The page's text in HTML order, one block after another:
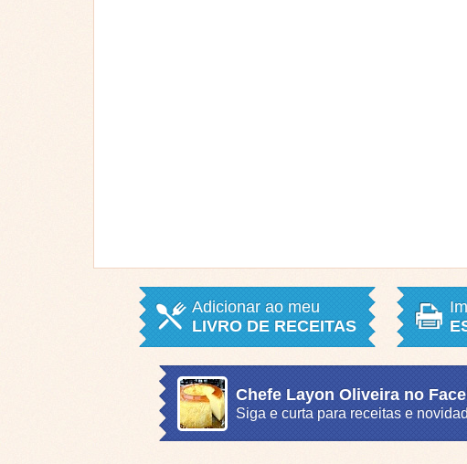
Adicionar ao meu
LIVRO DE RECEITAS
Chefe Layon Oliveira no
Siga e curta para receitas e